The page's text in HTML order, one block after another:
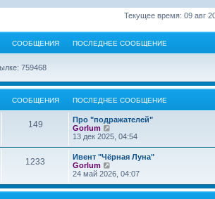
Текущее время: 09 авг
СООБЩЕНИЯ ПОСЛЕДНЕЕ СООБЩЕНИЕ
759468
СООБЩЕНИЯ ПОСЛЕДНЕЕ СООБЩЕНИЕ
149
Про "подражателей"
Gorlum
е
й
т
и
к
п
13 дек 2025, 04:54
1233
Ивент "Чёрная Луна"
Gorlum
е
е
24 май 2026, 04:07